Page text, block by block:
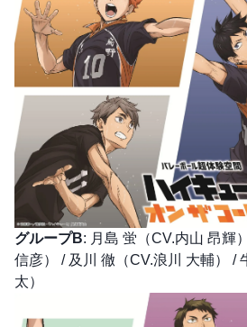
グループB: 月島 蛍（CV.内山 昂輝
信彦） / 及川 徹（CV.浪川 大輔） /
太）